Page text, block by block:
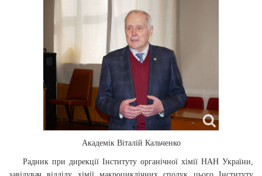
Академік Віталій Кальченко
Радник при дирекції Інституту органічної хімії НАН України,